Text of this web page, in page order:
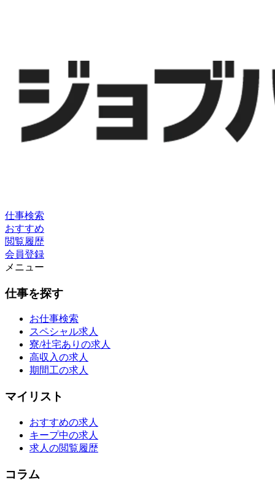
仕事検索
おすすめ
閲覧履歴
会員登録
メニュー
仕事を探す
お仕事検索
スペシャル求人
寮/社宅ありの求人
高収入の求人
期間工の求人
マイリスト
おすすめの求人
キープ中の求人
求人の閲覧履歴
コラム